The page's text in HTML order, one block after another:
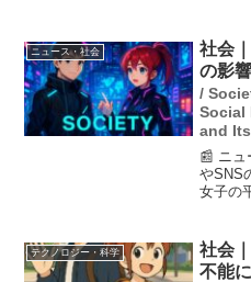
られ、
す。こ
ニュース・社会
社会
の影響
/
Social
and
📰 ニュ
やSNS
女子の
が求め
の引き
テクノロジー・科学
社会
不能に